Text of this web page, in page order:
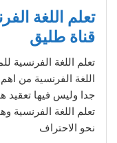
تعلم اللغة
قناة طليق
تعلم اللغة الفرنسية
اللغة الفرنسية من
جدا وليس فيها تعقيد
تعلم اللغة الفرنسية
نحو الاحتراف